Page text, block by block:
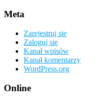
Meta
Zarejestruj się
Zaloguj się
Kanał wpisów
Kanał komentarzy
WordPress.org
Online